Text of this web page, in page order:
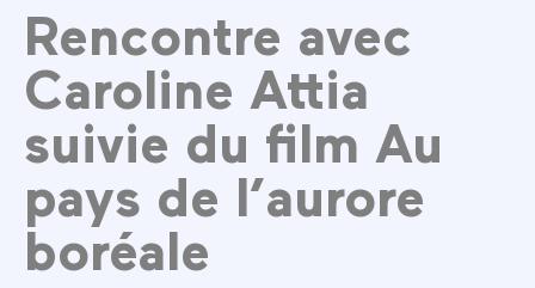
Rencontre avec
Caroline Attia
suivie du film Au
pays de l’aurore
boréale